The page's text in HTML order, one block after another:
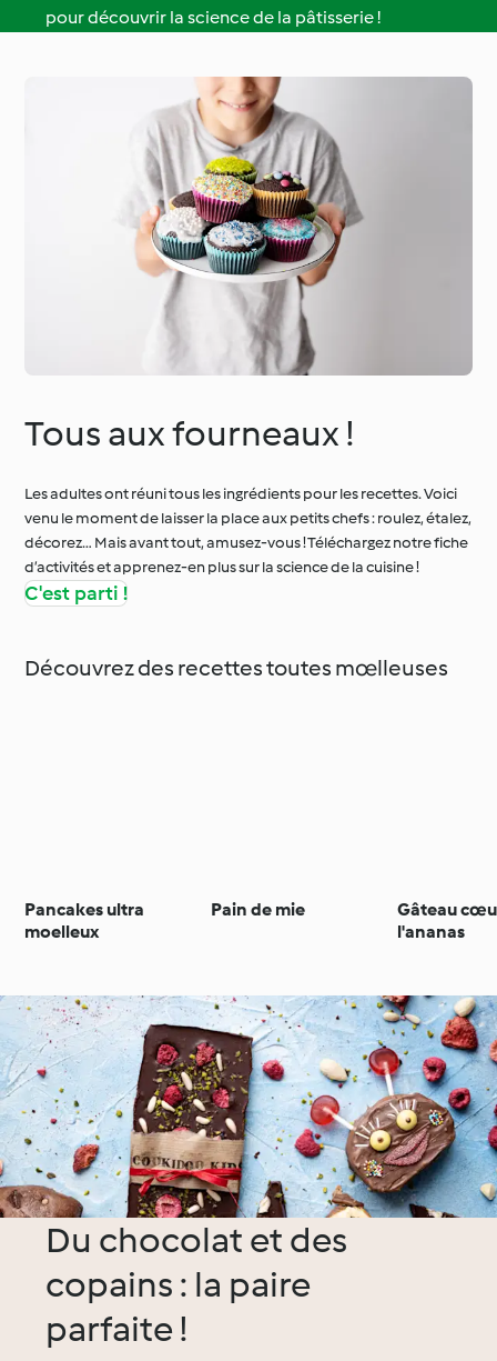
pour découvrir la science de la pâtisserie !
Tous aux fourneaux !
Les adultes ont réuni tous les ingrédients pour les recettes. Voici
venu le moment de laisser la place aux petits chefs : roulez, étalez,
décorez… Mais avant tout, amusez-vous ! Téléchargez notre fiche
d’activités et apprenez-en plus sur la science de la cuisine !
C'est parti !
Découvrez des recettes toutes mœlleuses
Pancakes ultra
moelleux
Pain de mie
Gâteau
l'ananas
Du chocolat et des
copains : la paire
parfaite !